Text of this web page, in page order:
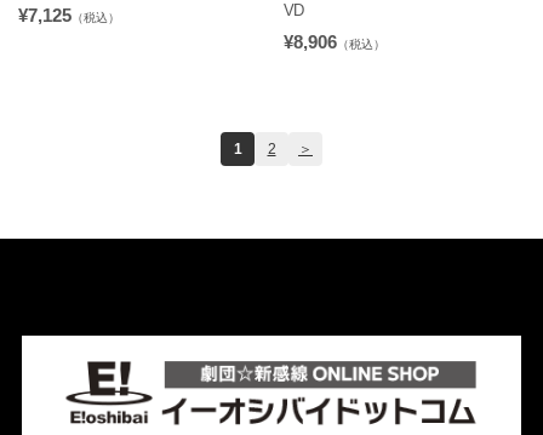
¥7,125 （税込）
VD
¥8,906 （税込）
1 2 ＞